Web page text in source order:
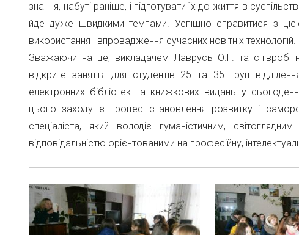
знання, набуті раніше, і підготувати їх до життя в
йде дуже швидкими темпами. Успішно справитися з
використання і впровадження сучасних новітніх технологій.
Зважаючи на це, викладачем Лаврусь О.Г. та
відкрите заняття для студентів 25 та 35 груп
електронних бібліотек та книжкових видань у
цього заходу є процес становлення розвитку і
спеціаліста, який володіє гуманістичним,
відповідальністю орієнтованими на професійну,